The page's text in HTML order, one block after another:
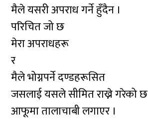
मैले यसरी अपराध गर्ने हुँदैन ।
परिचित जो छ
मेरा अपराधहरू
र
मैले भोग्नपर्ने दण्डहरूसित
जसलाई यसले सीमित राख्ने गरेको छ
आफूमा तालाचाबी लगाएर ।